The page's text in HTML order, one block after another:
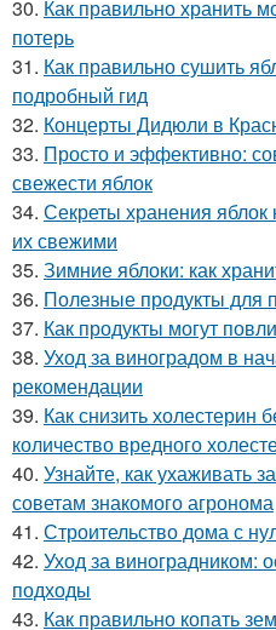
30. Как правильно хранить
потерь
31. Как правильно сушить
подробный гид
32. Концерты Дидюли в
33. Просто и эффективно:
свежести яблок
34. Секреты хранения яблок
их свежими
35. Зимние яблоки: как
36. Полезные продукты для
37. Как продукты могут
38. Уход за виноградом в
рекомендации
39. Как снизить холестерин
количество вредного
40. Узнайте, как ухаживать
советам знакомого агронома
41. Строительство дома с
42. Уход за виноградником:
подходы
43. Как правильно копать